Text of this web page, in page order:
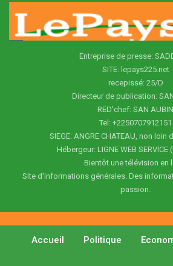
Entreprise de presse:
SITE: lepays225.net
recepissé: 25/D
Directeur de publication:
RED'chef: SAN AUBIN
Tel: +2250707912151
SIEGE: ANGRE CHATEAU, non loin
Hébergeur: LIGNE WEB
Bientôt une télévision en
Site d'informations générales. Des
passion.
Accueil Politique